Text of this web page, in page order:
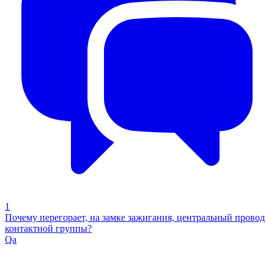
1
Почему перегорает, на замке зажигания, центральный провод
контактной группы?
Qa